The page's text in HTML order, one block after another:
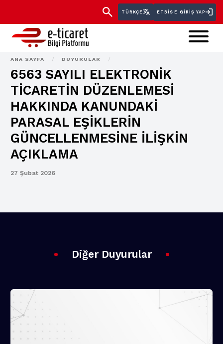
TÜRKÇE ETBİS'E GIRIŞ YAP
ANA SAYFA / DUYURULAR /
6563 SAYILI ELEKTRONİK
TİCARETİN DÜZENLEMESİ
HAKKINDA KANUNDAKİ
PARASAL EŞİKLERİN
GÜNCELLENMESİNE İLİŞKİN
AÇIKLAMA
27 Şubat 2026
Diğer Duyurular